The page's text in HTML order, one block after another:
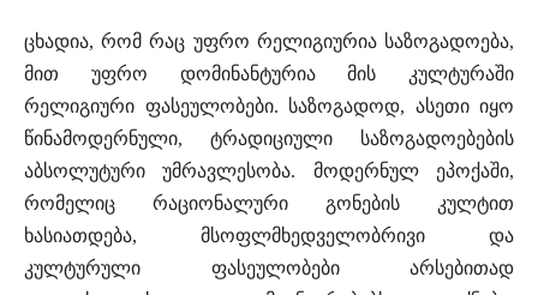
ცხადია, რომ რაც უფრო რელიგიურია საზოგადოება,
მით უფრო დომინანტურია მის კულტურაში
რელიგიური ფასეულობები. საზოგადოდ, ასეთი იყო
წინამოდერნული, ტრადიციული საზოგადოებების
აბსოლუტური უმრავლესობა. მოდერნულ ეპოქაში,
რომელიც რაციონალური გონების კულტით
ხასიათდება, მსოფლმხედველობრივი და
კულტურული ფასეულობები არსებითად